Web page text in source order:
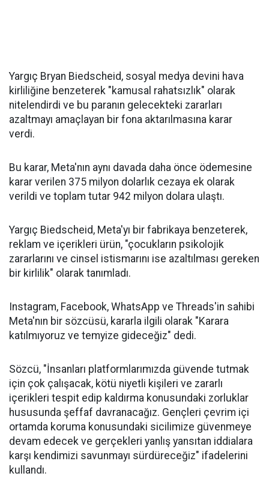
Yargıç Bryan Biedscheid, sosyal medya devini hava
kirliliğine benzeterek "kamusal rahatsızlık" olarak
nitelendirdi ve bu paranın gelecekteki zararları
azaltmayı amaçlayan bir fona aktarılmasına karar
verdi.
Bu karar, Meta'nın aynı davada daha önce ödemesine
karar verilen 375 milyon dolarlık cezaya ek olarak
verildi ve toplam tutar 942 milyon dolara ulaştı.
Yargıç Biedscheid, Meta'yı bir fabrikaya benzeterek,
reklam ve içerikleri ürün, "çocukların psikolojik
zararlarını ve cinsel istismarını ise azaltılması gereken
bir kirlilik" olarak tanımladı.
Instagram, Facebook, WhatsApp ve Threads'in sahibi
Meta'nın bir sözcüsü, kararla ilgili olarak "Karara
katılmıyoruz ve temyize gideceğiz" dedi.
Sözcü, "İnsanları platformlarımızda güvende tutmak
için çok çalışacak, kötü niyetli kişileri ve zararlı
içerikleri tespit edip kaldırma konusundaki zorluklar
hususunda şeffaf davranacağız. Gençleri çevrim içi
ortamda koruma konusundaki sicilimize güvenmeye
devam edecek ve gerçekleri yanlış yansıtan iddialara
karşı kendimizi savunmayı sürdüreceğiz" ifadelerini
kullandı.